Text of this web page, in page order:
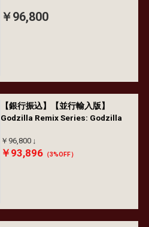
￥96,800
【銀行振込】【並行輸入版】
Godzilla Remix Series: Godzilla
￥96,800
￥93,896 （3%OFF）